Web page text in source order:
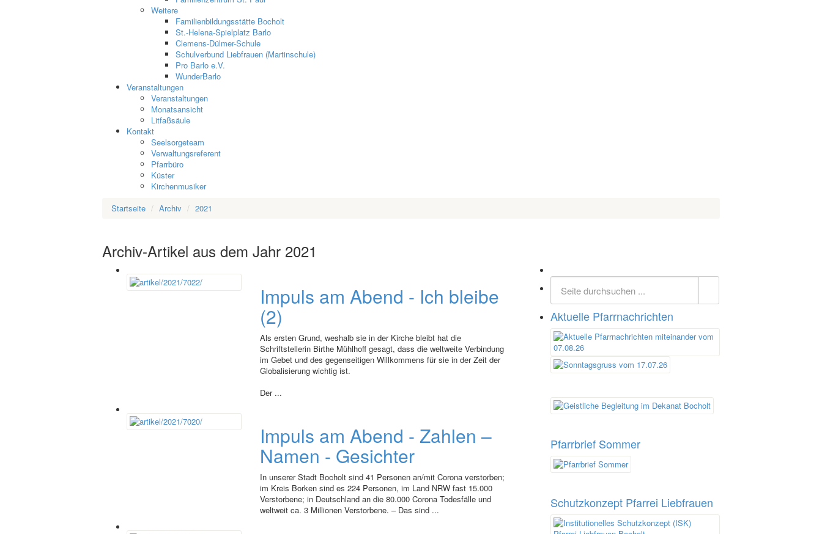
Weitere
Familienbildungsstätte Bocholt
St.-Helena-Spielplatz Barlo
Clemens-Dülmer-Schule
Schulverbund Liebfrauen (Martinschule)
Pro Barlo e.V.
WunderBarlo
Veranstaltungen
Veranstaltungen
Monatsansicht
Litfaßsäule
Kontakt
Seelsorgeteam
Verwaltungsreferent
Pfarrbüro
Küster
Kirchenmusiker
Startseite
Archiv 2021
Archiv-Artikel aus dem Jahr 2021
Impuls am Abend - Ich bleibe
(2)
Als ersten Grund, weshalb sie in der Kirche bleibt hat die
Schriftstellerin Birthe Mühlhoff gesagt, dass die weltweite Verbindung
im Gebet und des gegenseitigen Willkommens für sie in der Zeit der
Globalisierung wichtig ist.
Der ...
Impuls am Abend - Zahlen –
Namen - Gesichter
In unserer Stadt Bocholt sind 41 Personen an/mit Corona verstorben;
im Kreis Borken sind es 224 Personen, im Land NRW fast 15.000
Verstorbene; in Deutschland an die 80.000 Corona Todesfälle und
weltweit ca. 3 Millionen Verstorbene. – Das sind ...
Aktuelle Pfarrnachrichten
Pfarrbrief Sommer
Schutzkonzept Pfarrei Liebfrauen